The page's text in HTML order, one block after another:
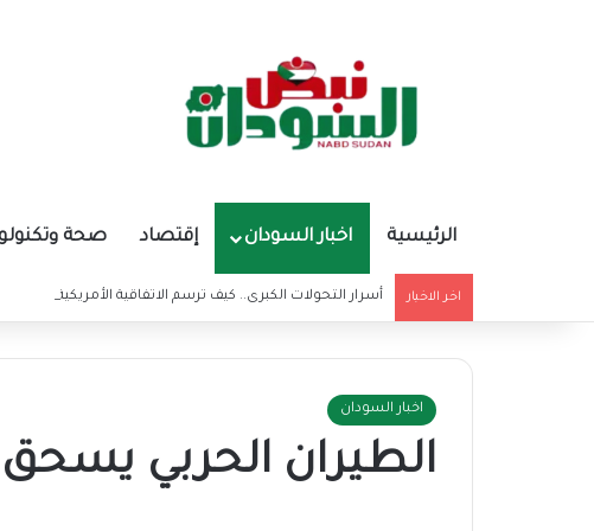
الرئيسية اخبار السودان إقتصاد صحة
اخر الاخبار أسرار التحولات الكبرى.. كيف ترسم الاتفاقية الأمريكية
اخبار السودان
الطيران الحربي